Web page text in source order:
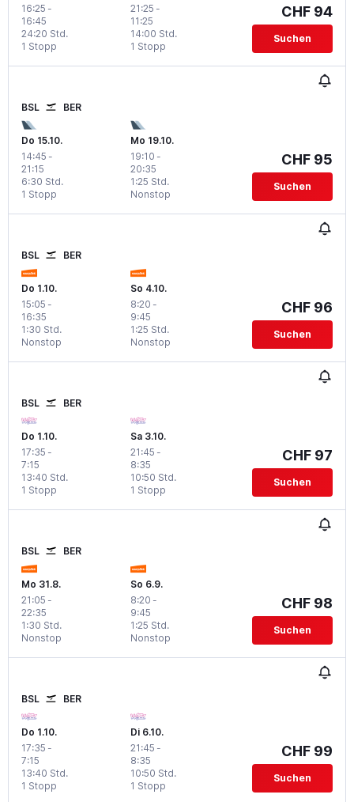
16:25 -
16:45
1 Stopp
24:20 Std.
21:25 -
11:25
1 Stopp
14:00 Std.
CHF 94
Suchen
BSL BER
Do 15.10.
14:45 -
21:15
1 Stopp
6:30 Std.
Mo 19.10.
19:10 -
20:35
Nonstop
1:25 Std.
CHF 95
Suchen
BSL BER
Do 1.10.
15:05 -
16:35
Nonstop
1:30 Std.
So 4.10.
8:20 -
9:45
Nonstop
1:25 Std.
CHF 96
Suchen
BSL BER
Do 1.10.
17:35 -
7:15
1 Stopp
13:40 Std.
Sa 3.10.
21:45 -
8:35
1 Stopp
10:50 Std.
CHF 97
Suchen
BSL BER
Mo 31.8.
21:05 -
22:35
Nonstop
1:30 Std.
So 6.9.
8:20 -
9:45
Nonstop
1:25 Std.
CHF 98
Suchen
BSL BER
Do 1.10.
17:35 -
7:15
1 Stopp
13:40 Std.
Di 6.10.
21:45 -
8:35
1 Stopp
10:50 Std.
CHF 99
Suchen